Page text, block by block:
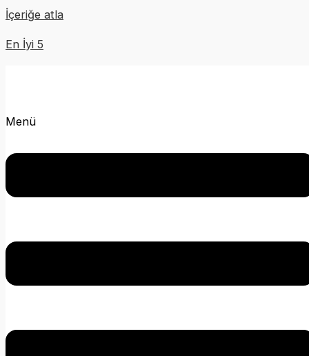
İçeriğe atla
En İyi 5
Menü